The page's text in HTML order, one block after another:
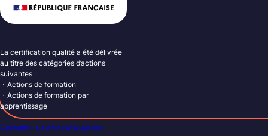
La certification qualité a été délivrée
au titre des catégories d’actions
suivantes :
・Actions de formation
・Actions de formation par
apprentissage
Consulter le certificat Qualiopi